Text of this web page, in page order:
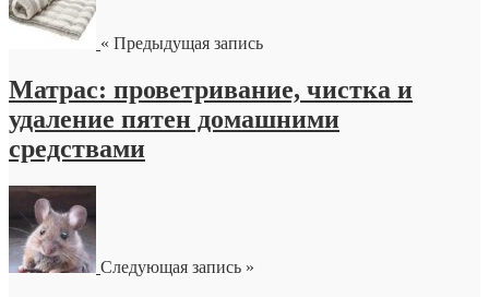
« Предыдущая запись
Матрас: проветривание, чистка и
удаление пятен домашними
средствами
Следующая запись »